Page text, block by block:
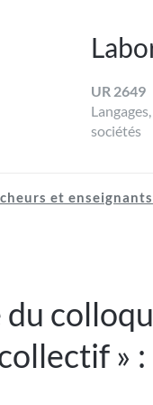
UR 2649
sociétés
et enseignants
»